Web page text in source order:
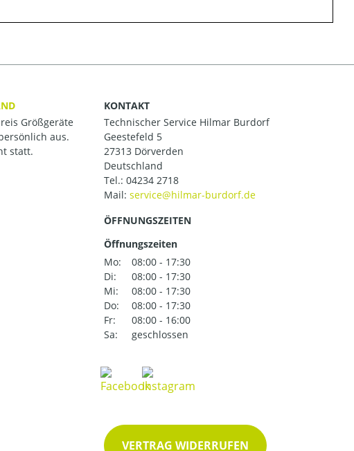
Größgeräte
aus.
statt.
KONTAKT
Technischer Service Hilmar Burdorf
Geestefeld 5
27313 Dörverden
Deutschland
Tel.: 04234 2718
Mail:
ÖFFNUNGSZEITEN
Öffnungszeiten
Mo:
08:00 - 17:30
Di:
08:00 - 17:30
Mi:
08:00 - 17:30
Do:
08:00 - 17:30
Fr:
08:00 - 16:00
Sa:
geschlossen
VERTRAG WIDERRUFEN